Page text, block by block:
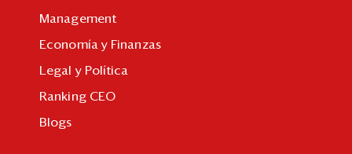
Management
Economía y Finanzas
Legal y Política
Ranking CEO
Blogs